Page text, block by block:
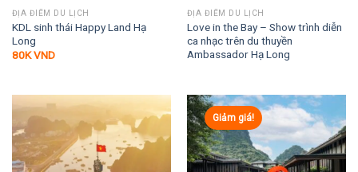
ĐỊA ĐIỂM DU LỊCH
KDL sinh thái Happy Land Hạ
Long
80KVND
ĐỊA ĐIỂM DU LỊCH
Love in the Bay – Show trình diễn
ca nhạc trên du thuyền
Ambassador Hạ Long
Giảm giá!